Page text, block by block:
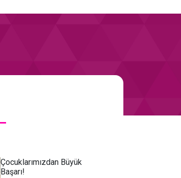
Çocuklarımızdan Büyük
Başarı!